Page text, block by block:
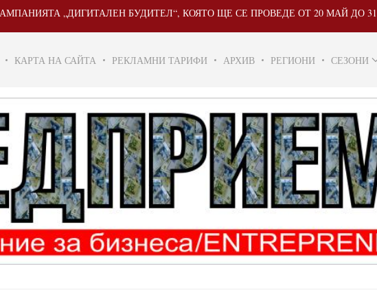
„ДИГИТАЛЕН БУДИТЕЛ“, КОЯТО ЩЕ СЕ ПРОВЕДЕ ОТ 20 МАЙ ДО 31 ЮЛИ 2026 Г.
КАРТА НА САЙТА РЕКЛАМНИ ТАРИФИ АРХИВ РЕГИОНИ СЕЗОНИ